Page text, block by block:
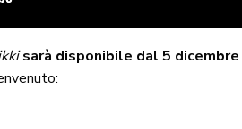
sarà disponibile dal 5 dicembre